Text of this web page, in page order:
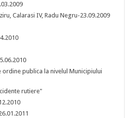
Calarasi IV, Radu Negru-23.09.2009
publica la nivelul Municipiului
rutiere"